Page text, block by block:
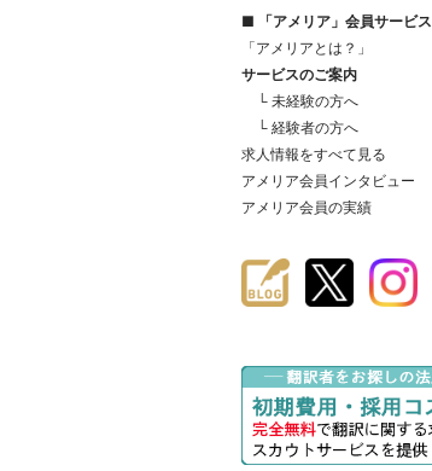
■ 「アメリア」会員サービス
「アメリアとは？」
サービスのご案内
└ 未経験の方へ
└ 経験者の方へ
求人情報をすべて見る
アメリア会員インタビュー
アメリア会員の実績